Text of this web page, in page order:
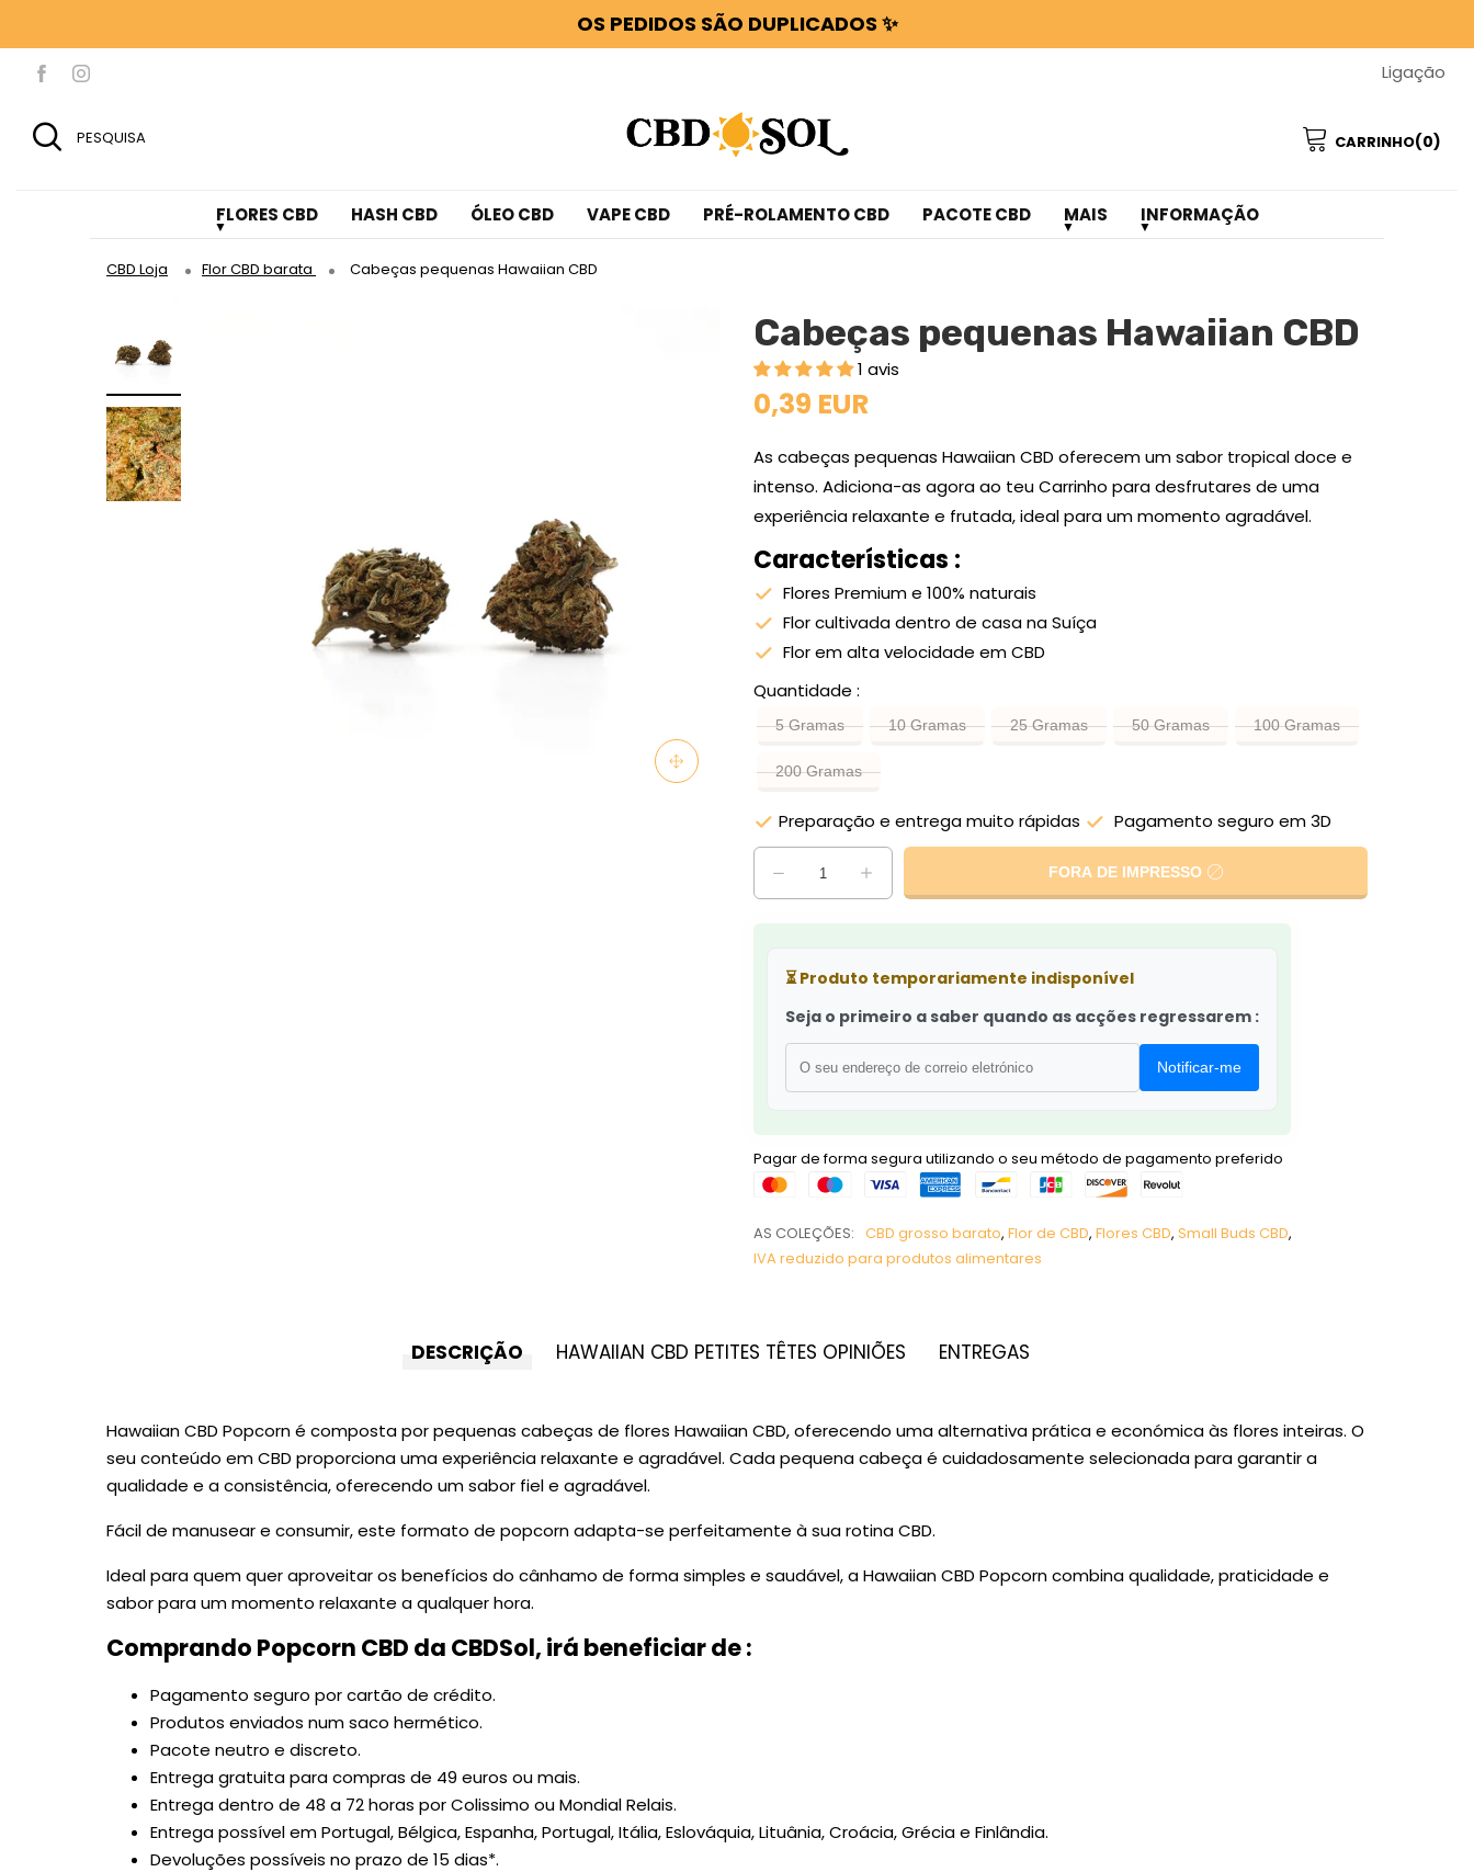
100 G DE FLORES OU RESINAS OFERECIDAS POR CADA 100 € GASTOS ❤️
WATERMELON CBD A PARTIR DE 0,30 €/g 🍉 !
Ligação
PESQUISA CARRINHO(0)
FLORES CBD HASH CBD ÓLEO CBD VAPE CBD PRÉ-ROLAMENTO CBD PACOTE CBD MAIS INFORMAÇÃO
CBD Loja Flor CBD barata Cabeças pequenas Hawaiian CBD
Cabeças pequenas Hawaiian CBD
1 avis
0,39 EUR
As cabeças pequenas Hawaiian CBD oferecem um sabor tropical doce e
intenso. Adiciona-as agora ao teu Carrinho para desfrutares de uma
experiência relaxante e frutada, ideal para um momento agradável.
Características :
Flores Premium e 100% naturais
Flor cultivada dentro de casa na Suíça
Flor em alta velocidade em CBD
Quantidade
5 Gramas 10 Gramas 25 Gramas 50 Gramas 100 Gramas
200 Gramas
Preparação e entrega muito rápidas Pagamento seguro em 3D
FORA DE IMPRESSO
⏳Produto temporariamente indisponível
Seja o primeiro a saber quando as acções regressarem :
Notificar-me
Pagar de forma segura utilizando o seu método de pagamento preferido
AS COLEÇÕES: CBD grosso barato, Flor de CBD, Flores CBD, Small Buds CBD,
IVA reduzido para produtos alimentares
DESCRIÇÃO HAWAIIAN CBD PETITES TÊTES OPINIÕES ENTREGAS
Hawaiian CBD Popcorn é composta por pequenas cabeças de flores Hawaiian CBD, oferecendo uma alternativa prática e económica às flores inteiras. O
seu conteúdo em CBD proporciona uma experiência relaxante e agradável. Cada pequena cabeça é cuidadosamente selecionada para garantir a
qualidade e a consistência, oferecendo um sabor fiel e agradável.
Fácil de manusear e consumir, este formato de popcorn adapta-se perfeitamente à sua rotina CBD.
Ideal para quem quer aproveitar os benefícios do cânhamo de forma simples e saudável, a Hawaiian CBD Popcorn combina qualidade, praticidade e
sabor para um momento relaxante a qualquer hora.
Comprando Popcorn CBD da CBDSol, irá beneficiar de :
Pagamento seguro por cartão de crédito.
Produtos enviados numsaco hermético.
Pacote neutro e discreto.
Entrega gratuita para compras de 49 euros ou mais.
Entrega dentro de 48 a 72 horas por Colissimo ou Mondial Relais.
Entrega possível em Portugal, Bélgica, Espanha, Portugal, Itália, Eslováquia, Lituânia, Croácia, Grécia e Finlândia.
Devoluções possíveis no prazo de 15 dias*.